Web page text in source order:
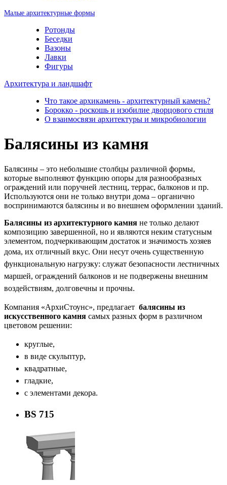
Малые архитектурные формы
Ротонды
Беседки
Вазоны
Лавки
Фигуры
Архитектура и ландшафт
Что такое архикамень - архитектурный камень?
Борокко - роскошь и изобилие дворцового стиля
О взаимосвязи архитектуры и микробиологии
Балясины из камня
Балясины – это небольшие столбцы различной формы,
которые выполняют функцию опоры для разнообразных
ограждений или поручней лестниц, террас, балконов и пр.
Используются они не только внутри дома – органично
воспринимаются балясины и во внешнем оформлении зданий.
Балясины из архитектурного камня не только делают
композицию завершенной, но и являются неким статусным
элементом, подчеркивающим достаток и значимость хозяев
дома, их отличный вкус. Они несут очень существенную
функциональную нагрузку: служат безопасности лестничных
маршей, ограждений балконов и не подвержены внешним
воздействиям, долговечны и прочны.
Компания «АрхиСтоунс», предлагает балясины из
искусственного камня самых разных форм в различном
цветовом решении:
круглые,
в виде скульптур,
квадратные,
гладкие,
с элементами декора.
BS 715